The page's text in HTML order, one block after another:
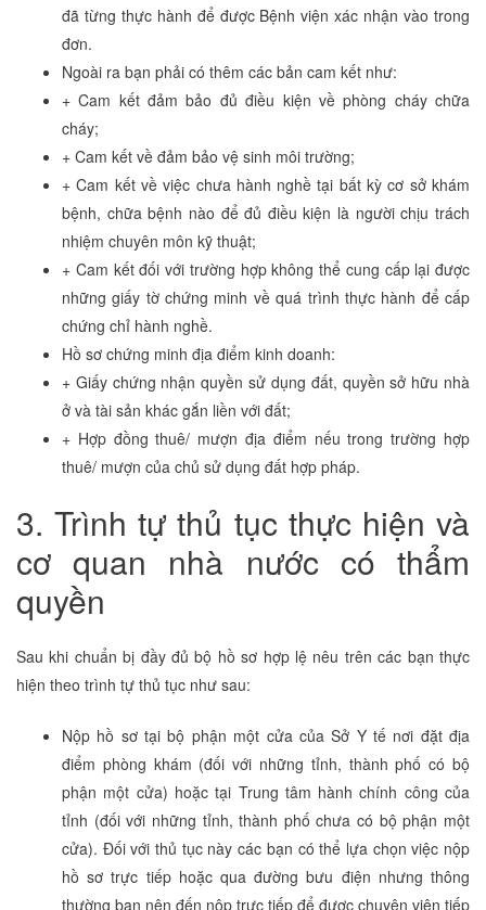
đã từng thực hành để được Bệnh viện xác nhận vào trong
đơn.
Ngoài ra bạn phải có thêm các bản cam kết như:
+ Cam kết đảm bảo đủ điều kiện về phòng cháy chữa
cháy;
+ Cam kết về đảm bảo vệ sinh môi trường;
+ Cam kết về việc chưa hành nghề tại bất kỳ cơ sở khám
bệnh, chữa bệnh nào để đủ điều kiện là người chịu trách
nhiệm chuyên môn kỹ thuật;
+ Cam kết đối với trường hợp không thể cung cấp lại được
những giấy tờ chứng minh về quá trình thực hành để cấp
chứng chỉ hành nghề.
Hồ sơ chứng minh địa điểm kinh doanh:
+ Giấy chứng nhận quyền sử dụng đất, quyền sở hữu nhà
ở và tài sản khác gắn liền với đất;
+ Hợp đồng thuê/ mượn địa điểm nếu trong trường hợp
thuê/ mượn của chủ sử dụng đất hợp pháp.
3. Trình tự thủ tục thực hiện và
cơ quan nhà nước có thẩm
quyền
Sau khi chuẩn bị đầy đủ bộ hồ sơ hợp lệ nêu trên các bạn thực
hiện theo trình tự thủ tục như sau:
Nộp hồ sơ tại bộ phận một cửa của Sở Y tế nơi đặt địa
điểm phòng khám (đối với những tỉnh, thành phố có bộ
phận một cửa) hoặc tại Trung tâm hành chính công của
tỉnh (đối với những tỉnh, thành phố chưa có bộ phận một
cửa). Đối với thủ tục này các bạn có thể lựa chọn việc nộp
hồ sơ trực tiếp hoặc qua đường bưu điện nhưng thông
thường bạn nên đến nộp trực tiếp để được chuyên viên tiếp